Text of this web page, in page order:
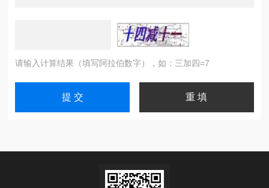
请输入计算结果（填写阿拉伯数字），如：三加四=7